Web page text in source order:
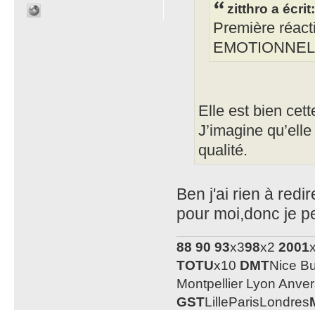
zitthro a écrit:
Première
EMOTIONNEL
Elle est bien
J’imagine
qualité.
Ben j'ai rien à
pour moi,donc je
88 90 93x398x2 2001
TOTUx10 DMTNice
Montpellier Lyon
GSTLilleParisLondres